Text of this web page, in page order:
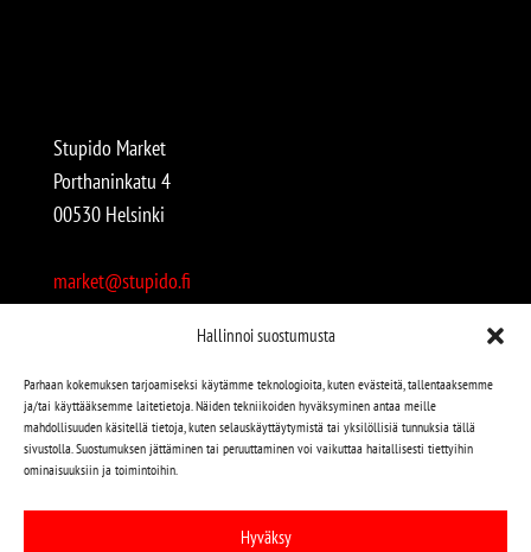
Hallinnoi suostumusta
Parhaan kokemuksen tarjoamiseksi käytämme teknologioita, kuten evästeitä, tallentaaksemme
ja/tai käyttääksemme laitetietoja. Näiden tekniikoiden hyväksyminen antaa meille
mahdollisuuden käsitellä tietoja, kuten selauskäyttäytymistä tai yksilöllisiä tunnuksia tällä
sivustolla. Suostumuksen jättäminen tai peruuttaminen voi vaikuttaa haitallisesti tiettyihin
ominaisuuksiin ja toimintoihin.
Hyväksy
Stupido Market
Porthaninkatu 4
00530 Helsinki
market@stupido.fi
Avoinna:
arkisin 12-18
lauantaisin 12-17
Stupido löytyy myös kivijalasta!